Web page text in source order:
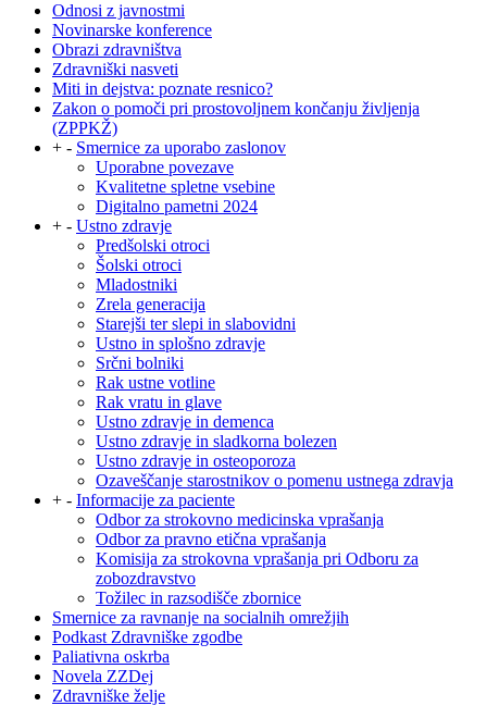
Odnosi z javnostmi
Novinarske konference
Obrazi zdravništva
Zdravniški nasveti
Miti in dejstva: poznate resnico?
Zakon o pomoči pri prostovoljnem končanju življenja
(ZPPKŽ)
+ - Smernice za uporabo zaslonov
Uporabne povezave
Kvalitetne spletne vsebine
Digitalno pametni 2024
+ - Ustno zdravje
Predšolski otroci
Šolski otroci
Mladostniki
Zrela generacija
Starejši ter slepi in slabovidni
Ustno in splošno zdravje
Srčni bolniki
Rak ustne votline
Rak vratu in glave
Ustno zdravje in demenca
Ustno zdravje in sladkorna bolezen
Ustno zdravje in osteoporoza
Ozaveščanje starostnikov o pomenu ustnega zdravja
+ - Informacije za paciente
Odbor za strokovno medicinska vprašanja
Odbor za pravno etična vprašanja
Komisija za strokovna vprašanja pri Odboru za
zobozdravstvo
Tožilec in razsodišče zbornice
Smernice za ravnanje na socialnih omrežjih
Podkast Zdravniške zgodbe
Paliativna oskrba
Novela ZZDej
Zdravniške želje